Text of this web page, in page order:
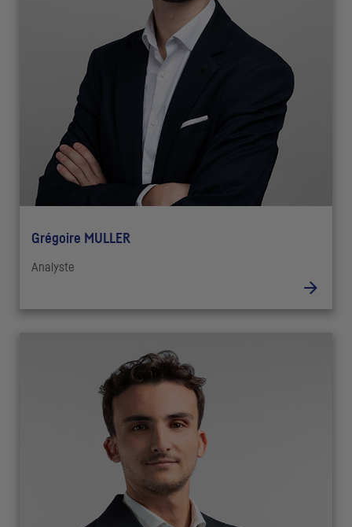
Grégoire MULLER
Analyste